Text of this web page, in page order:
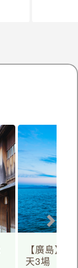
【廣島】
天3場